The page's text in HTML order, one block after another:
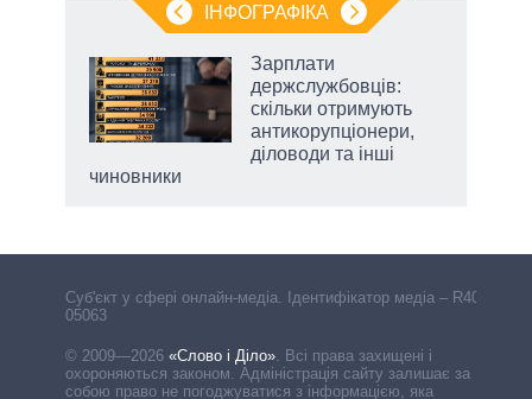
ІНФОГРАФІКА
Зарплати
держслужбовців:
скільки отримують
антикорупціонери,
діловоди та інші
чиновники
Cуб'єкт у сфері онлайн-медіа. Ідентифікатор медіа – R40-
05063
© 2009—2026 «Слово і Діло»
Всі права захищені і
охороняються законом. Адміністрація сайту залишає за
собою право не погоджуватися з інформацією, яка